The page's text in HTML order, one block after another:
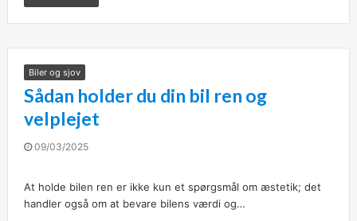
Biler og sjov
Sådan holder du din bil ren og
velplejet
09/03/2025
At holde bilen ren er ikke kun et spørgsmål om æstetik; det
handler også om at bevare bilens værdi og…